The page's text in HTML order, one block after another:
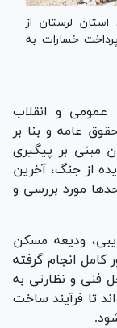
لرستان از
خسارات به
عمومی و انقلاب
عامه و بنا بر
مبنی بر پیگیری
از جنگ، آخرین
مورد بررسی و
ودیعه مسکن
کامل انجام گرفته
و نظارتی به
تا فرآیند ساخت